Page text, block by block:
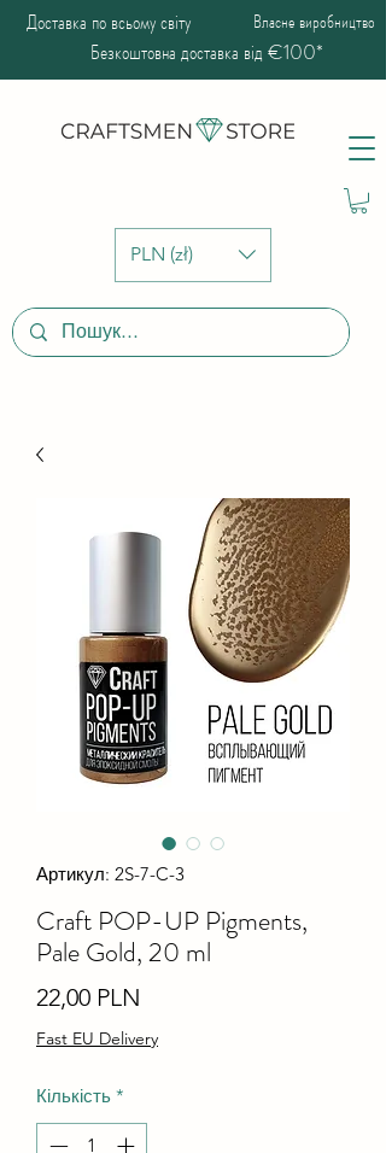
PLN (zł)
Доставка по всьому світу Власне виробництво
Безкоштовна доставка від €100*
Артикул: 2S-7-C-3
Craft POP-UP Pigments,
Pale Gold, 20 ml
22,00 PLN
Fast EU Delivery
Кількість *